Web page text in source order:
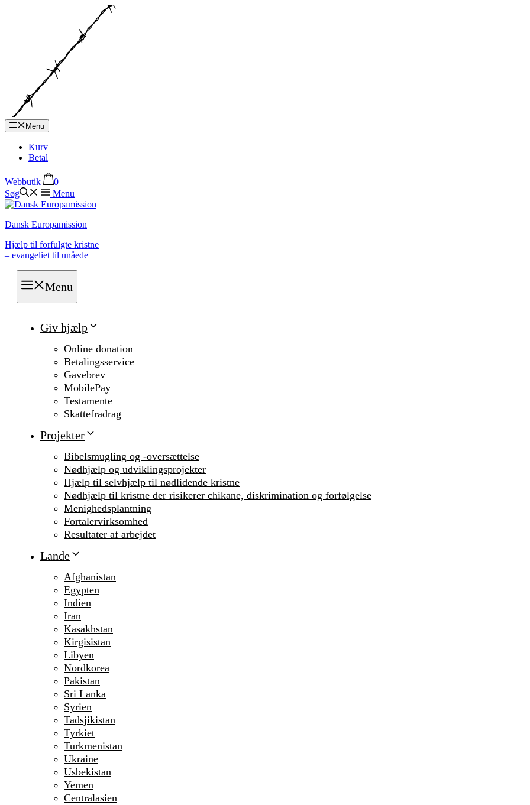
Menu
Kurv
Betal
Webbutik
0
Søg
Menu
Dansk Europamission
Hjælp til forfulgte kristne
– evangeliet til unåede
Menu
Giv hjælp
Online donation
Betalingsservice
Gavebrev
MobilePay
Testamente
Skattefradrag
Projekter
Bibelsmugling og -oversættelse
Nødhjælp og udviklingsprojekter
Hjælp til selvhjælp til nødlidende kristne
Nødhjælp til kristne der risikerer chikane, diskrimination og forfølgelse
Menighedsplantning
Fortalervirksomhed
Resultater af arbejdet
Lande
Afghanistan
Egypten
Indien
Iran
Kasakhstan
Kirgisistan
Libyen
Nordkorea
Pakistan
Sri Lanka
Syrien
Tadsjikistan
Tyrkiet
Turkmenistan
Ukraine
Usbekistan
Yemen
Centralasien